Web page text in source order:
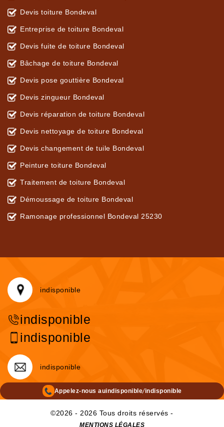
Devis toiture Bondeval
Entreprise de toiture Bondeval
Devis fuite de toiture Bondeval
Bâchage de toiture Bondeval
Devis pose gouttière Bondeval
Devis zingueur Bondeval
Devis réparation de toiture Bondeval
Devis nettoyage de toiture Bondeval
Devis changement de tuile Bondeval
Peinture toiture Bondeval
Traitement de toiture Bondeval
Démoussage de toiture Bondeval
Ramonage professionnel Bondeval 25230
indisponible
indisponible
indisponible
indisponible
Appelez-nous auindisponible/indisponible
©2026 - 2026 Tous droits réservés -
MENTIONS LÉGALES